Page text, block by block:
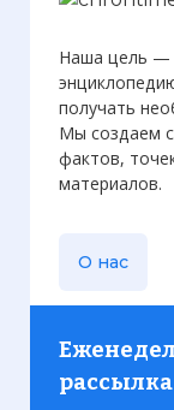
Наша цель —
получать
Мы создаем
фактов,
материалов.
О нас
рассылка